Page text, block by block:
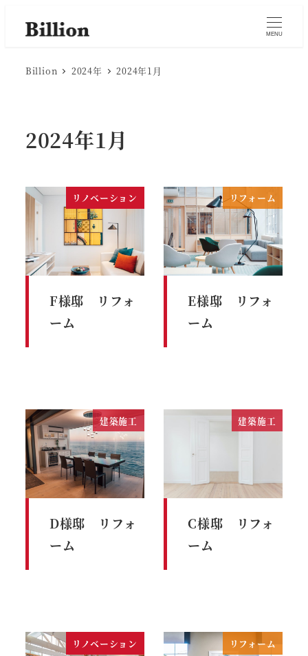
MENU
Billion 2024年 2024年1月
2024年1月
リノベーション
F様邸 リフォ
ーム
リフォーム
E様邸 リフォ
ーム
建築施工
D様邸 リフォ
ーム
建築施工
C様邸 リフォ
ーム
リノベーション リフォーム